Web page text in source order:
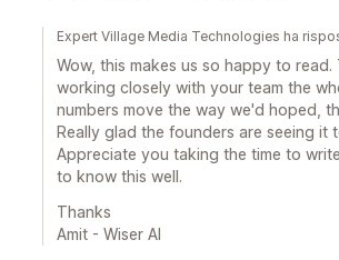
Expert Village Media Technologies ha
Wow, this makes us so happy to
working closely with your team the
numbers move the way we'd hoped,
Really glad the founders are seeing
Appreciate you taking the time to
to know this well.
Thanks
Amit - Wiser AI